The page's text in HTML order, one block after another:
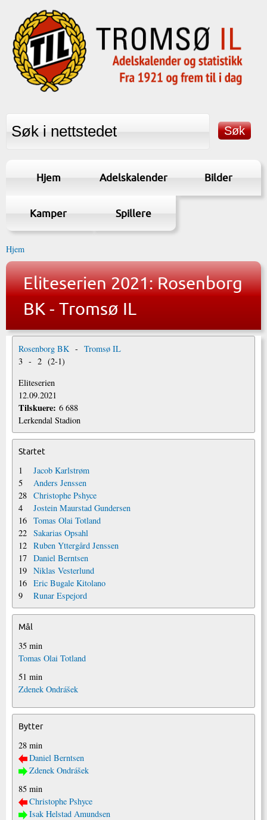
Hjem Adelskalender Bilder
Kamper Spillere
Hjem
Eliteserien 2021: Rosenborg
BK - Tromsø IL
Rosenborg BK - Tromsø IL
3 - 2 (2-1)
Eliteserien
12.09.2021
Tilskuere: 6 688
Lerkendal Stadion
Startet
1
Jacob Karlstrøm
5
Anders Jenssen
28 Christophe Pshyce
4
Jostein Maurstad Gundersen
16 Tomas Olai Totland
22 Sakarias Opsahl
12 Ruben Yttergård Jenssen
17 Daniel Berntsen
19 Niklas Vesterlund
16 Eric Bugale Kitolano
9
Runar Espejord
Mål
35 min
Tomas Olai Totland
51 min
Zdenek Ondrášek
Bytter
28 min
Daniel Berntsen
Zdenek Ondrášek
85 min
Christophe Pshyce
Isak Helstad Amundsen